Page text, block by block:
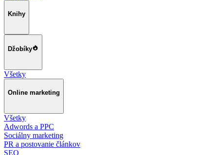
Knihy
Džobíky
Všetky
Online marketing
Všetky
Adwords a PPC
Sociálny marketing
PR a postovanie článkov
SEO